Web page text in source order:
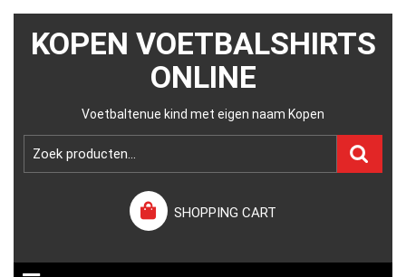
KOPEN VOETBALSHIRTS
ONLINE
Voetbaltenue kind met eigen naam Kopen
SHOPPING CART